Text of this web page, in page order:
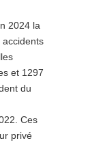
2024 la
accidents
et 1297
du
Ces
privé